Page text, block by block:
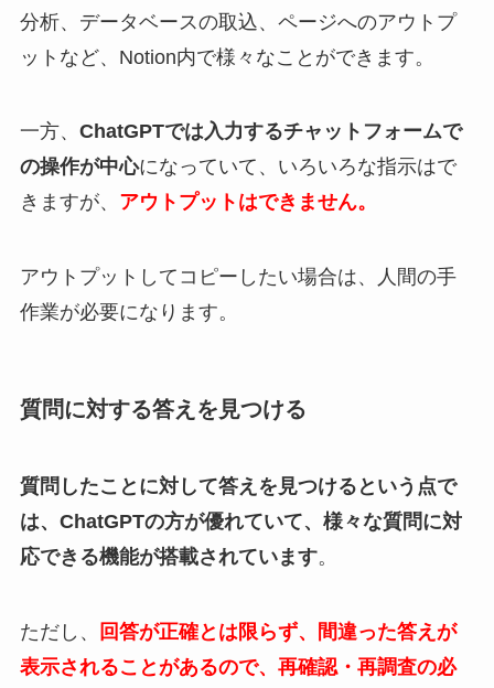
分析、データベースの取込、ページへのアウトプ
ットなど、Notion内で様々なことができます。
一方、 ChatGPTでは入力するチャットフォームで
の操作が中心になっていて、いろいろな指示はで
きますが、 アウトプットはできません。
アウトプットしてコピーしたい場合は、人間の手
作業が必要になります。
質問に対する答えを見つける
質問したことに対して答えを見つけるという点で
は、ChatGPTの方が優れていて、様々な質問に対
応できる機能が搭載されています。
ただし、
回答が正確とは限らず、間違った答えが
表示されることがあるので、再確認・再調査の必